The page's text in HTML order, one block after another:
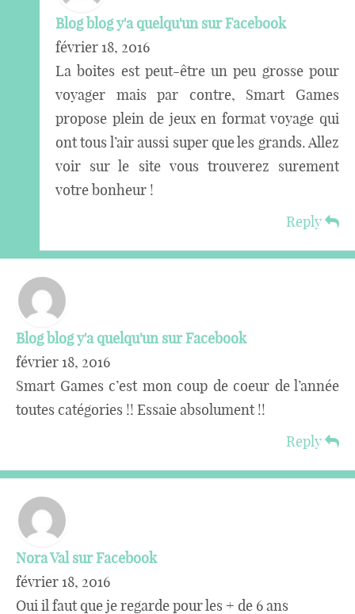
Blog blog y'a quelqu'un sur Facebook
février 18, 2016
La boites est peut-être un peu grosse pour
voyager mais par contre, Smart Games
propose plein de jeux en format voyage qui
ont tous l’air aussi super que les grands. Allez
voir sur le site vous trouverez surement
votre bonheur !
Reply
Blog blog y'a quelqu'un sur Facebook
février 18, 2016
Smart Games c’est mon coup de coeur de l’année
toutes catégories !! Essaie absolument !!
Reply
Nora Val sur Facebook
février 18, 2016
Oui il faut que je regarde pour les + de 6 ans